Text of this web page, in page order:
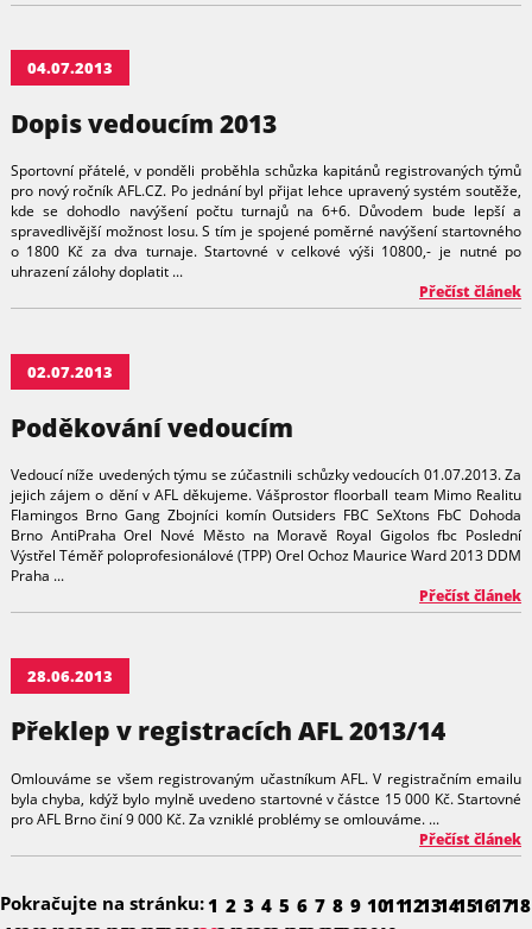
04.07.2013
Dopis vedoucím 2013
Sportovní přátelé, v ponděli proběhla schůzka kapitánů registrovaných týmů
pro nový ročník AFL.CZ. Po jednání byl přijat lehce upravený systém soutěže,
kde se dohodlo navýšení počtu turnajů na 6+6. Důvodem bude lepší a
spravedlivější možnost losu. S tím je spojené poměrné navýšení startovného
o 1800 Kč za dva turnaje. Startovné v celkové výši 10800,- je nutné po
uhrazení zálohy doplatit ...
Přečíst článek
02.07.2013
Poděkování vedoucím
Vedoucí níže uvedených týmu se zúčastnili schůzky vedoucích 01.07.2013. Za
jejich zájem o dění v AFL děkujeme. Vášprostor floorball team Mimo Realitu
Flamingos Brno Gang Zbojníci komín Outsiders FBC SeXtons FbC Dohoda
Brno AntiPraha Orel Nové Město na Moravě Royal Gigolos fbc Poslední
Výstřel Téměř poloprofesionálové (TPP) Orel Ochoz Maurice Ward 2013 DDM
Praha ...
Přečíst článek
28.06.2013
Překlep v registracích AFL 2013/14
Omlouváme se všem registrovaným učastníkum AFL. V registračním emailu
byla chyba, kdýž bylo mylně uvedeno startovné v částce 15 000 Kč. Startovné
pro AFL Brno činí 9 000 Kč. Za vzniklé problémy se omlouváme. ...
Přečíst článek
Pokračujte na stránku:1 2 3 4 5 6 7 8 9 101112131415161718